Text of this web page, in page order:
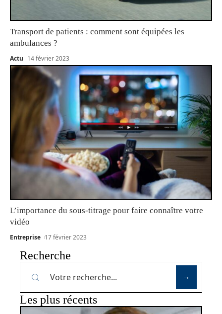
Transport de patients : comment sont équipées les
ambulances ?
Actu 14 février 2023
L’importance du sous-titrage pour faire connaître votre
vidéo
Entreprise 17 février 2023
Recherche
Les plus récents